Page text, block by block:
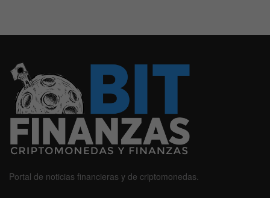
Portal de noticias financieras y de criptomonedas.